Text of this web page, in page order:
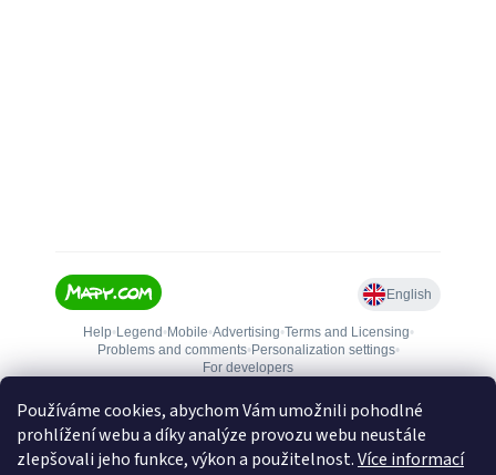
Používáme cookies, abychom Vám umožnili pohodlné
prohlížení webu a díky analýze provozu webu neustále
zlepšovali jeho funkce, výkon a použitelnost.Více informací